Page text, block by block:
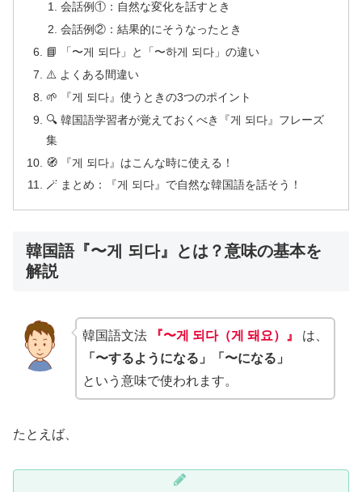
会話例①：自然な変化を話すとき
会話例②：結果的にそうなったとき
📘 「〜게 되다」と「〜하게 되다」の違い
⚠️ よくある間違い
🌱 『게 되다』使うときの3つのポイント
🔍 韓国語学習者が覚えておくべき『게 되다』フレーズ
集
🧭 『게 되다』はこんな時に使える！
🪄 まとめ：『게 되다』で自然な韓国語を話そう！
韓国語『〜게 되다』とは？意味の基本を
解説
韓国語文法 『〜게 되다（게 돼요）』
は、
「〜するようになる」「〜になる」
という意味で使われます。
たとえば、